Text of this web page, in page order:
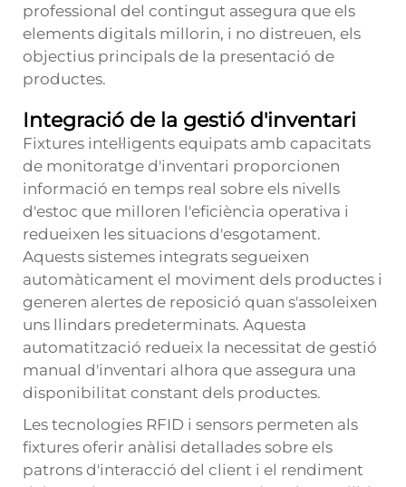
professional del contingut assegura que els
elements digitals millorin, i no distreuen, els
objectius principals de la presentació de
productes.
Integració de la gestió d'inventari
Fixtures intel·ligents equipats amb capacitats
de monitoratge d'inventari proporcionen
informació en temps real sobre els nivells
d'estoc que milloren l'eficiència operativa i
redueixen les situacions d'esgotament.
Aquests sistemes integrats segueixen
automàticament el moviment dels productes i
generen alertes de reposició quan s'assoleixen
uns llindars predeterminats. Aquesta
automatització redueix la necessitat de gestió
manual d'inventari alhora que assegura una
disponibilitat constant dels productes.
Les tecnologies RFID i sensors permeten als
fixtures oferir anàlisi detallades sobre els
patrons d'interacció del client i el rendiment